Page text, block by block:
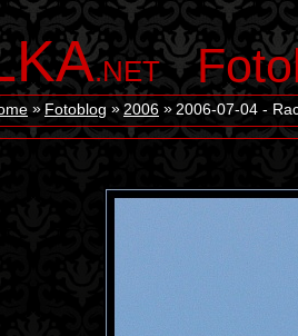
.NET
Fotoblog 2006 2006-07-04 -